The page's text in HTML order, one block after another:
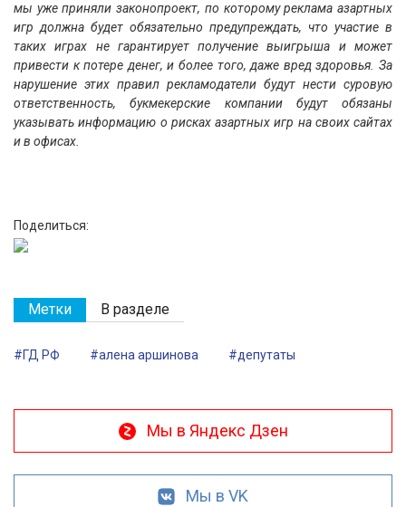
мы уже приняли законопроект, по которому реклама азартных
игр должна будет обязательно предупреждать, что участие в
таких играх не гарантирует получение выигрыша и может
привести к потере денег, и более того, даже вред здоровья. За
нарушение этих правил рекламодатели будут нести суровую
ответственность, букмекерские компании будут обязаны
указывать информацию о рисках азартных игр на своих сайтах
и в офисах.
Поделиться:
Метки В разделе
#ГД РФ #алена аршинова #депутаты
Мы в Яндекс Дзен
Мы в VK